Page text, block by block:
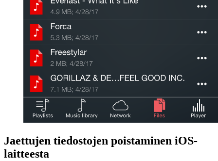
Jaettujen tiedostojen poistaminen iOS-
laitteesta